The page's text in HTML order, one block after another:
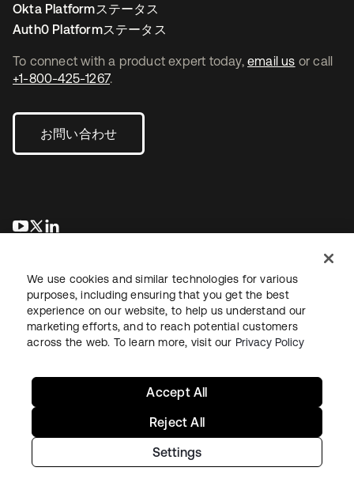
To connect with a product expert today, email us or call
+1-800-425-1267.
お問い合わせ
新しいタブで開く
新しいタブで開く
Okta Platformステータス
Auth0 Platformステータス
法務プライバシーポリシーサイト利用規約セキュリティ
Copyright © 2026 Okta. All rights reserved.
We use cookies and similar technologies for various
purposes, including ensuring that you get the best
experience on our website, to help us understand our
marketing efforts, and to reach potential customers
across the web. To learn more, visit our Privacy Policy
Settings
Reject All
Accept All